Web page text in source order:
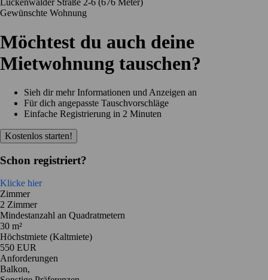
Gewünschte Wohnung
Möchtest du auch deine
Mietwohnung tauschen?
Sieh dir mehr Informationen und Anzeigen an
Für dich angepasste Tauschvorschläge
Einfache Registrierung in 2 Minuten
Kostenlos starten!
Schon registriert?
Klicke hier
Zimmer
2 Zimmer
Mindestanzahl an Quadratmetern
30 m²
Höchstmiete (Kaltmiete)
550 EUR
Anforderungen
Balkon,